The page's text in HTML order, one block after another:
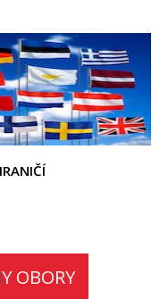
OBORY